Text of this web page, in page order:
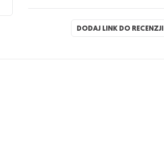
DODAJ LINK DO RECENZJI